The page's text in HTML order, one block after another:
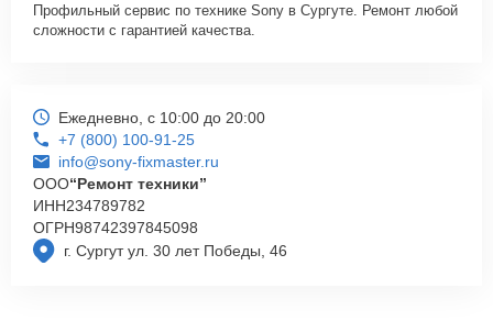
Профильный сервис по технике Sony в Сургуте. Ремонт любой
сложности с гарантией качества.
г. Сургут ул. 30 лет Победы, 46
Ежедневно, с 10:00 до 20:00
+7 (800) 100-91-25
info@sony-fixmaster.ru
ООО“Ремонт техники”
ИНН234789782
ОГРН98742397845098